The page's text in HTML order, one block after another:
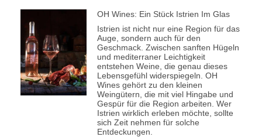
OH Wines: Ein Stück Istrien Im Glas
Istrien ist nicht nur eine Region für das
Auge, sondern auch für den
Geschmack. Zwischen sanften Hügeln
und mediterraner Leichtigkeit
entstehen Weine, die genau dieses
Lebensgefühl widerspiegeln. OH
Wines gehört zu den kleinen
Weingütern, die mit viel Hingabe und
Gespür für die Region arbeiten. Wer
Istrien wirklich erleben möchte, sollte
sich Zeit nehmen für solche
Entdeckungen.